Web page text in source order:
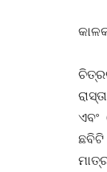
ଏ
ଛବିଟି